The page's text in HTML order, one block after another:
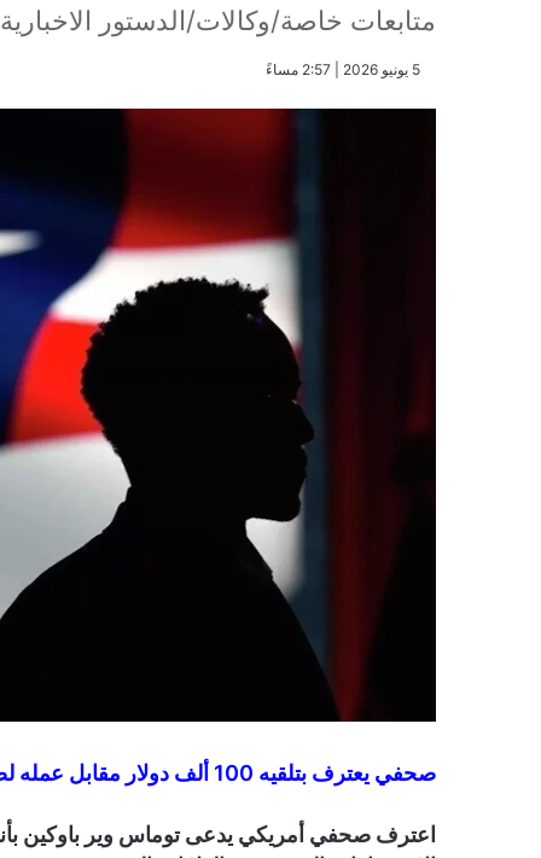
متابعات خاصة/وكالات/الدستور الاخبارية
​5 يونيو 2026 | 2:57 مساءً
صحفي يعترف بتلقيه 100 ألف دولار مقابل عمله لصالح استخبارات أجنبية …..